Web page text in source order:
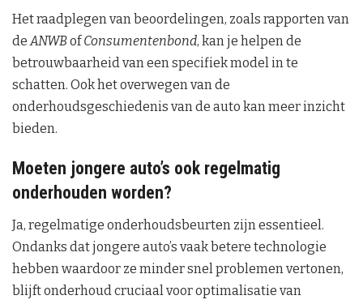
Het raadplegen van beoordelingen, zoals rapporten van
deANWBofConsumentenbond, kan je helpen de
betrouwbaarheid van een specifiek model in te
schatten. Ook het overwegen van de
onderhoudsgeschiedenis van de auto kan meer inzicht
bieden.
Moeten jongere auto’s ook regelmatig
onderhouden worden?
Ja, regelmatige onderhoudsbeurten zijn essentieel.
Ondanks dat jongere auto’s vaak betere technologie
hebben waardoor ze minder snel problemen vertonen,
blijft onderhoud cruciaal voor optimalisatie van